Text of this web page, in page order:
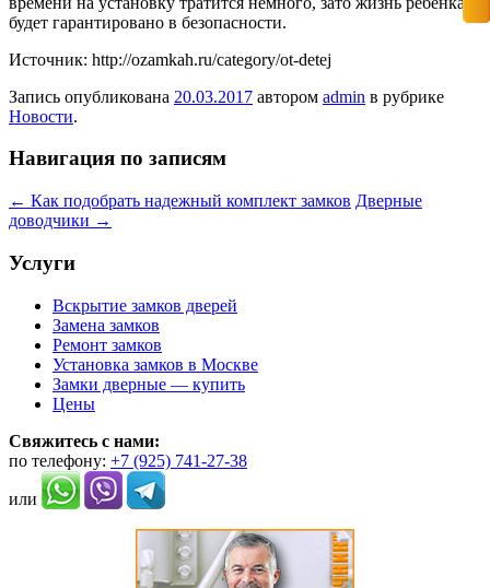
будет гарантировано в безопасности.
Источник: http://ozamkah.ru/category/ot-detej
Запись опубликована 20.03.2017 автором admin в рубрике
Новости.
Навигация по записям
← Как подобрать надежный комплект замков Дверные
доводчики →
Услуги
Вскрытие замков дверей
Замена замков
Ремонт замков
Установка замков в Москве
Замки дверные — купить
Цены
Свяжитесь с нами:
по телефону: +7 (925) 741-27-38
или